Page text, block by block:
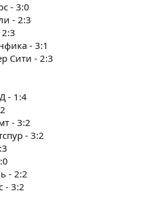
- 3:0
- 2:3
- 3:1
Сити - 2:3
- 1:4
- 3:2
- 3:2
- 2:2
- 3:2